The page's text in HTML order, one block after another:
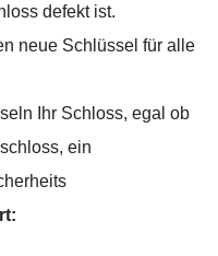
defekt ist.
neue Schlüssel für alle
Ihr Schloss, egal ob
ein